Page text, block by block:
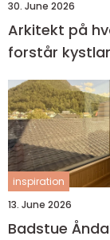
30. June 2026
Arkitekt på
forstår
inspiration
13. June 2026
Badstue